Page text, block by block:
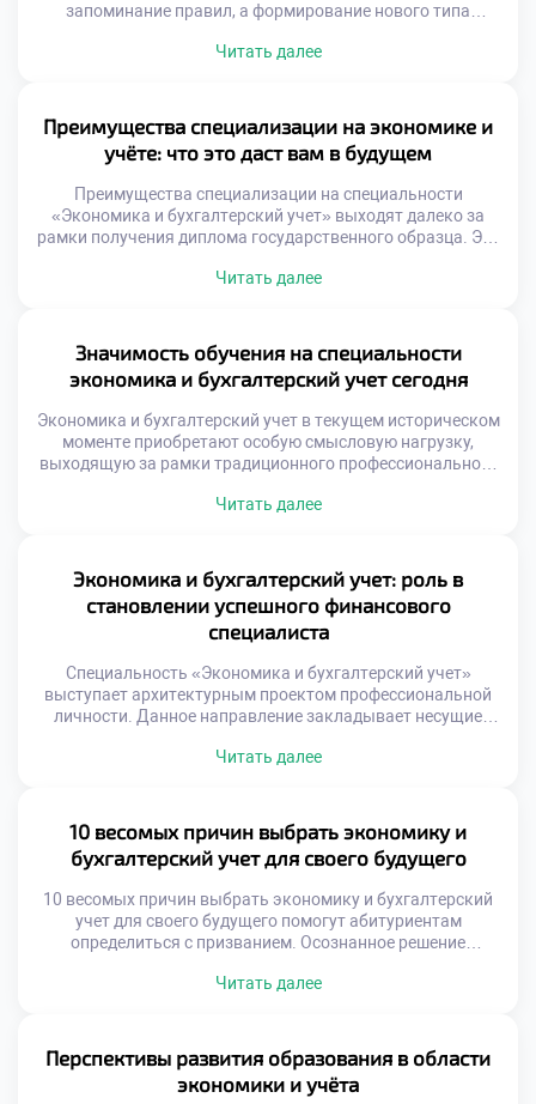
запоминание правил, а формирование нового типа
понимания взаимосвязей между дисциплинами.
последовательности. Каждый новый модуль опирается
на ранее изученный фундамент. Пропуск […]
Читать далее
Преимущества специализации на экономике и
учёте: что это даст вам в будущем
Преимущества специализации на специальности
«Экономика и бухгалтерский учет» выходят далеко за
рамки получения диплома государственного образца. Это
мышления, ориентированного на порядок, логику и
превращая хаос информации в структурированную
систему знаний. Финансовая экспертиза выступает
универсальным языком делового общения, понятным в
любой точке […]
Читать далее
Значимость обучения на специальности
экономика и бухгалтерский учет сегодня
Экономика и бухгалтерский учет в текущем историческом
моменте приобретают особую смысловую нагрузку,
выходящую за рамки традиционного профессионального
на глобальный запрос общества в упорядочивании и
инструмент формирования устойчивой личности.
Молодые люди, принимающие решение поступить учиться
в техникум платно, интуитивно […]
Читать далее
Экономика и бухгалтерский учет: роль в
становлении успешного финансового
специалиста
Специальность «Экономика и бухгалтерский учет»
выступает архитектурным проектом профессиональной
личности. Данное направление закладывает несущие
невозможен без прочного основания. Знание учета
способность видеть невидимое. Цифры превращаются в
инструмент управления реальностью. Дисциплина ума
становится второй натурой выпускника. Рынок
распознает таких экспертов […]
Читать далее
10 весомых причин выбрать экономику и
бухгалтерский учет для своего будущего
10 весомых причин выбрать экономику и бухгалтерский
учет для своего будущего помогут абитуриентам
определиться с призванием. Осознанное решение
предлагает уникальные преимущества для старта
позволяет избежать ошибок при выборе направления.
Грамотная оценка своих сил гарантирует успех в
обучении. […]
Читать далее
Перспективы развития образования в области
экономики и учёта